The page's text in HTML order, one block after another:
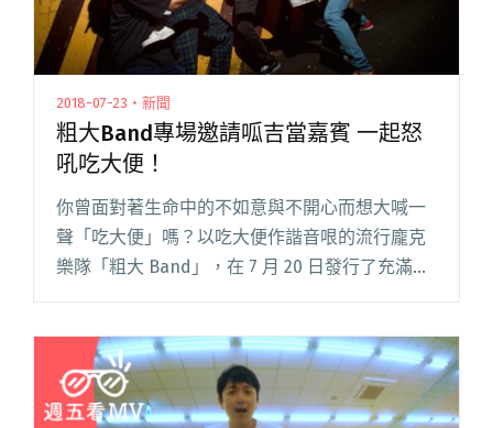
2018-07-23・新聞
粗大Band專場邀請呱吉當嘉賓 一起怒
吼吃大便！
你曾面對著生命中的不如意與不開心而想大喊一
聲「吃大便」嗎？以吃大便作諧音哏的流行龐克
樂隊「粗大 Band」，在 7 月 20 日發行了充滿正
能量的首張專輯《JUICY 現在》，並預告 8 月 4
吉閱讀全文 "粗大Band專場邀請呱吉當嘉賓 一起
怒吼吃大便！"